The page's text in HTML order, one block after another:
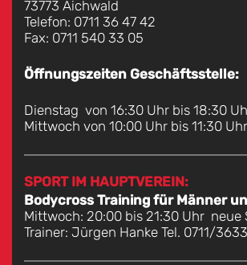
73773 Aichwald
Telefon: 0711 36 47 42
Fax: 0711 540 33 05
Öffnungszeiten Geschäftsstelle:
Dienstag von 16:30 Uhr bis 18:30
Mittwoch von 10:00 Uhr bis 11:30 Uhr
SPORT IM HAUPTVEREIN:
Bodycross Training für Männer
Mittwoch: 20:00 bis 21:30 Uhr neue
Trainer: Jürgen Hanke Tel. 0711/